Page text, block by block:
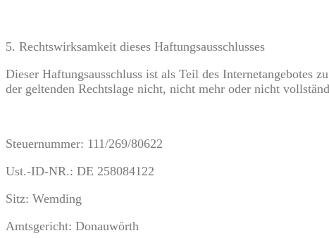
5. Rechtswirksamkeit dieses Haftungsausschlusses
Dieser Haftungsausschluss ist als Teil des Internetangebotes
der geltenden Rechtslage nicht, nicht mehr oder nicht
Steuernummer: 111/269/80622
Ust.-ID-NR.: DE 258084122
Sitz: Wemding
Amtsgericht: Donauwörth